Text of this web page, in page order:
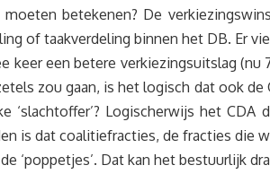
betekenen? De
of taakverdeling binnen het DB. Er
keer een betere verkiezingsuitslag
zou gaan, is het logisch dat ook
Logischerwijs het
is dat coalitiefracties, de fracties die
‘poppetjes’. Dat kan het bestuurlijk